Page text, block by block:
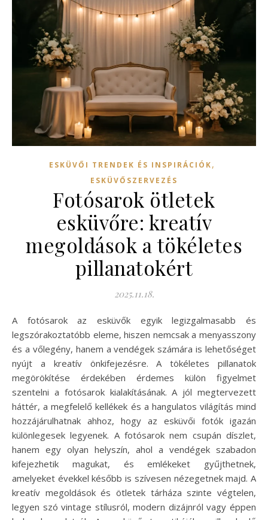
ESKÜVŐI TRENDEK ÉS INSPIRÁCIÓK,
ESKÜVŐSZERVEZÉS
Fotósarok ötletek
esküvőre: kreatív
megoldások a tökéletes
pillanatokért
2025.11.18.
A fotósarok az esküvők egyik legizgalmasabb és
legszórakoztatóbb eleme, hiszen nemcsak a menyasszony
és a vőlegény, hanem a vendégek számára is lehetőséget
nyújt a kreatív önkifejezésre. A tökéletes pillanatok
megörökítése érdekében érdemes külön figyelmet
szentelni a fotósarok kialakításának. A jól megtervezett
háttér, a megfelelő kellékek és a hangulatos világítás mind
hozzájárulhatnak ahhoz, hogy az esküvői fotók igazán
különlegesek legyenek. A fotósarok nem csupán díszlet,
hanem egy olyan helyszín, ahol a vendégek szabadon
kifejezhetik magukat, és emlékeket gyűjthetnek,
amelyeket évekkel később is szívesen nézegetnek majd. A
kreatív megoldások és ötletek tárháza szinte végtelen,
legyen szó vintage stílusról, modern dizájnról vagy éppen